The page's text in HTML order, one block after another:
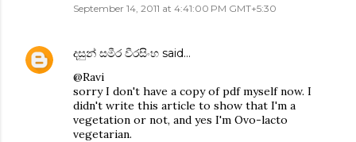
September 14, 2011 at 4:41:00 PM GMT+5:30
දසුන් සමීර වීරසිංහ said…
@Ravi
sorry I don't have a copy of pdf myself now. I
didn't write this article to show that I'm a
vegetation or not, and yes I'm Ovo-lacto
vegetarian.